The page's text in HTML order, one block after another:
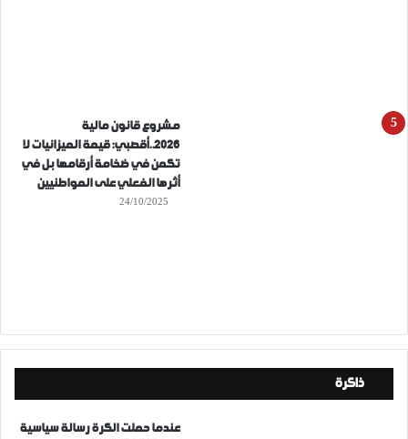
مشروع قانون مالية
2026..أقصبي: قيمة الميزانيات لا
تكمن في ضخامة أرقامها بل في
أثرها الفعلي على المواطنيين
24/10/2025
ذاكرة
عندما حملت الكرة رسالة سياسية